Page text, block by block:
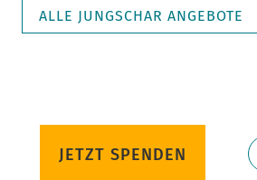
ALLE JUNGSCHAR ANGEBOTE
JETZT SPENDEN